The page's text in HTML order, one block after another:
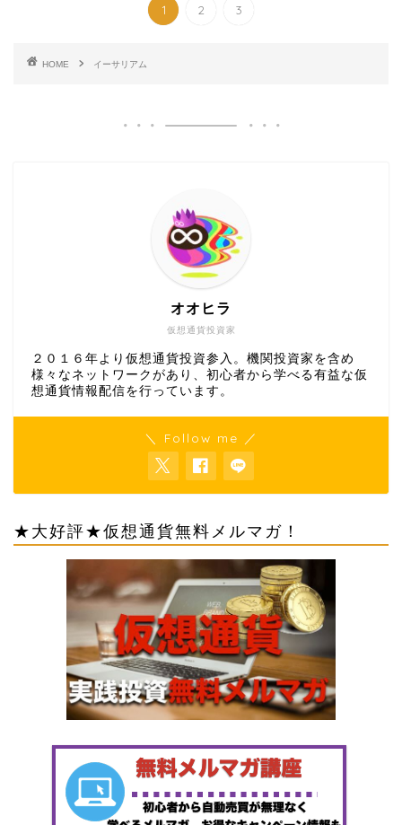
1 2 3
HOME イーサリアム
仮想通貨投資家
オオヒラ
２０１６年より仮想通貨投資参入。機関投資家を含め
様々なネットワークがあり、初心者から学べる有益な仮
想通貨情報配信を行っています。
＼ Follow me ／
★大好評★仮想通貨無料メルマガ！